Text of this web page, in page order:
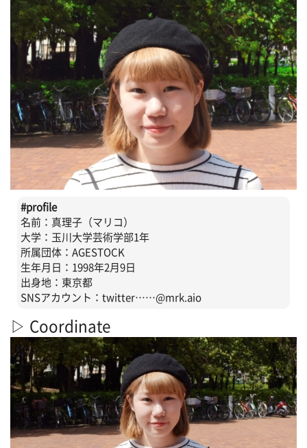
#profile
名前：真理子（マリコ）
大学：玉川大学芸術学部1年
所属団体：AGESTOCK
生年月日：1998年2月9日
出身地：東京都
SNSアカウント：twitter……@mrk.aio
▷ Coordinate